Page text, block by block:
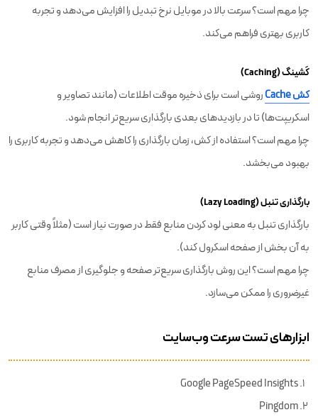
چرا مهم است؟ سرعت بالا در موبایل نرخ تبدیل را افزایش می‌دهد و تجربه
کاربری بهتری فراهم می‌کند.
کَشینگ (Caching)
کش Cache
روشی است برای ذخیره موقت اطلاعات (مانند تصاویر و
اسکریپت‌ها) تا در بازدیدهای بعدی بارگذاری سریع‌تر انجام شود.
چرا مهم است؟ استفاده از کش، زمان بارگذاری را کاهش می‌دهد و تجربه کاربری را
بهبود می‌بخشد.
بارگذاری تنبل (Lazy Loading)
بارگذاری تنبل به معنی لود کردن منابع فقط در صورت نیاز است (مثلاً وقتی کاربر
به آن بخش از صفحه اسکرول کند).
چرا مهم است؟ این روش بارگذاری سریع‌تر صفحه و جلوگیری از مصرف منابع
غیرضروری را ممکن می‌سازد.
ابزارهای تست سرعت وب‌سایت
Google PageSpeed Insights
Pingdom